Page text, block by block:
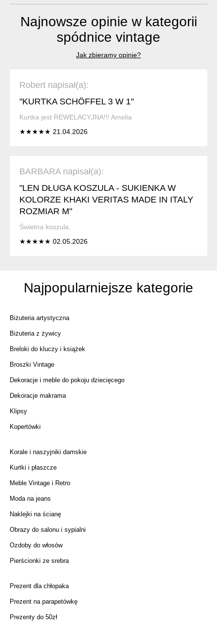
Najnowsze opinie w kategorii
spódnice vintage
Jak zbieramy opinie?
Robert napisał(a):
"KURTKA SCHÖFFEL 3 W 1"
Kurtka jest REWELACYJNA!!! Amelia
★★★★★ 21.04.2026
BARBARA napisał(a):
"LEN DŁUGA KOSZULA - SUKIENKA W
KOLORZE KHAKI VERITAS MADE IN ITALY
ROZMIAR M"
Świetna koszula.
★★★★★ 02.05.2026
Najpopularniejsze kategorie
Biżuteria artystyczna
Biżuteria z żywicy
Breloki do kluczy i książek
Broszki Vintage
Dekoracje i meble do pokoju dziecięcego
Dekoracje makrama
Klipsy
Kopertówki
Korale i naszyjniki damskie
Kurtki i płaszcze
Meble Vintage i Retro
Moda na jeans
Naklejki na ścianę
Obrazy do salonu i sypialni
Ozdoby do włosów
Pierścionki ze srebra
Prezent dla chłopaka
Prezent na parapetówkę
Prezenty do 50zł